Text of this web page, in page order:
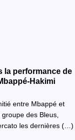
la performance de
Hakimi
entre Mbappé et
des Bleus,
les dernières (…)